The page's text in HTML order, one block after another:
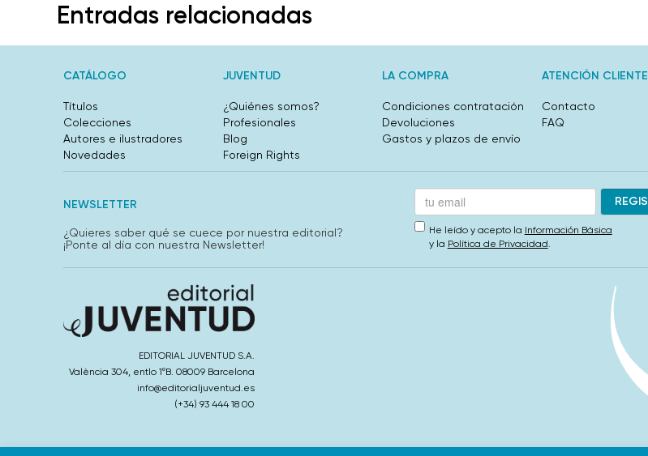
Entradas relacionadas
CATÁLOGO
Títulos
Colecciones
Autores e ilustradores
Novedades
JUVENTUD
¿Quiénes somos?
Profesionales
Blog
Foreign Rights
LA COMPRA
Condiciones contratación
Devoluciones
Gastos y plazos de envío
ATENCIÓN CLIENTE
Contacto
FAQ
NEWSLETTER
¿Quieres saber qué se cuece por nuestra editorial?
¡Ponte al día con nuestra Newsletter!
He leído y acepto la Información Básica
y la Política de Privacidad.
EDITORIAL JUVENTUD S.A.
València 304, entlo 1ºB. 08009 Barcelona
info@editorialjuventud.es
(+34) 93 444 18 00